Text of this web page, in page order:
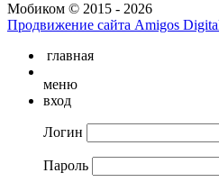
Мобиком © 2015 - 2026
Продвижение сайта Amigos
главная
меню
вход
Логин
Пароль